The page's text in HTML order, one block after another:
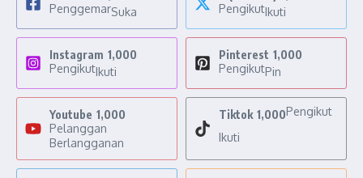
PenggemarSuka
PengikutIkuti
Instagram 1,000
PengikutIkuti
Pinterest 1,000
PengikutPin
Youtube 1,000
Pelanggan
Berlangganan
Tiktok 1,000Pengikut
Ikuti